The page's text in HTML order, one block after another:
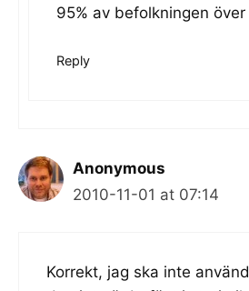
95% av befolkningen över
Reply
Anonymous
2010-11-01 at 07:14
Korrekt, jag ska inte